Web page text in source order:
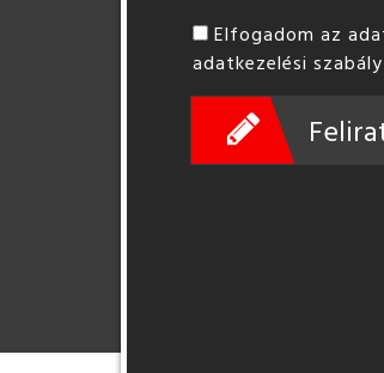
Elfogadom az
adatkezelési